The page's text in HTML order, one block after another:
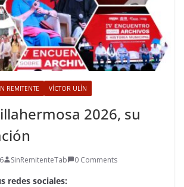
REMITENTE VÍCTOR ULÍN
2026, su
SinRemitenteTab 0 Comments
redes sociales: